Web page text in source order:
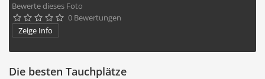
Bewerte dieses Foto
     0 Bewertungen
Zeige Info
Die besten Tauchplätze